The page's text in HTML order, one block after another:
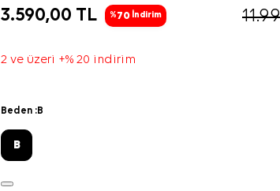
3.590,00 TL %70 İndirim
2 ve üzeri +% 20 indirim
Beden :B
B